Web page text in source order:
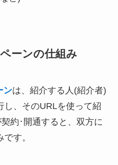
ーンの仕組み
ンは、紹介する人(紹介者)
し、そのURLを使って紹
約･開通すると、双方に
す。